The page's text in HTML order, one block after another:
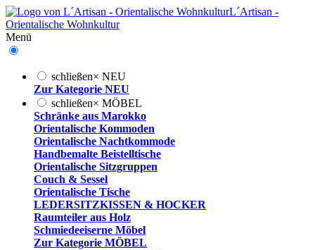
L´Artisan -
Orientalische Wohnkultur
Menü
schließen× NEU
Zur Kategorie NEU
schließen× MÖBEL
Schränke aus Marokko
Orientalische Kommoden
Orientalische Nachtkommode
Handbemalte Beistelltische
Orientalische Sitzgruppen
Couch & Sessel
Orientalische Tische
LEDERSITZKISSEN & HOCKER
Raumteiler aus Holz
Schmiedeeiserne Möbel
Zur Kategorie MÖBEL